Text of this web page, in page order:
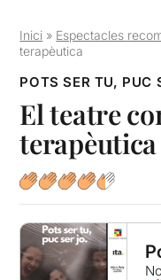
Inici » Espectacles
terapèutica
POTS SER TU, PUC
El teatre
terapèutica